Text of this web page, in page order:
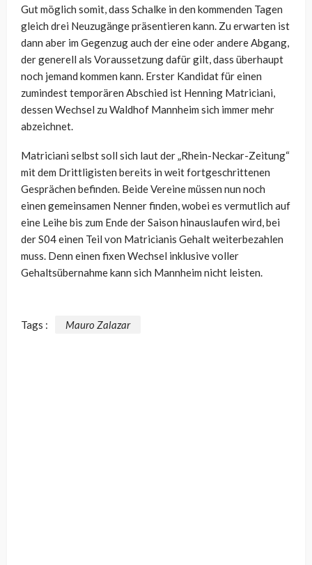
Gut möglich somit, dass Schalke in den kommenden Tagen
gleich drei Neuzugänge präsentieren kann. Zu erwarten ist
dann aber im Gegenzug auch der eine oder andere Abgang,
der generell als Voraussetzung dafür gilt, dass überhaupt
noch jemand kommen kann. Erster Kandidat für einen
zumindest temporären Abschied ist Henning Matriciani,
dessen Wechsel zu Waldhof Mannheim sich immer mehr
abzeichnet.
Matriciani selbst soll sich laut der „Rhein-Neckar-Zeitung“
mit dem Drittligisten bereits in weit fortgeschrittenen
Gesprächen befinden. Beide Vereine müssen nun noch
einen gemeinsamen Nenner finden, wobei es vermutlich auf
eine Leihe bis zum Ende der Saison hinauslaufen wird, bei
der S04 einen Teil von Matricianis Gehalt weiterbezahlen
muss. Denn einen fixen Wechsel inklusive voller
Gehaltsübernahme kann sich Mannheim nicht leisten.
Tags : Mauro Zalazar